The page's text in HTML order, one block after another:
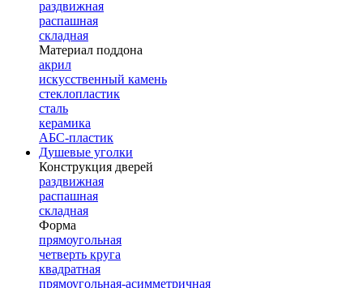
раздвижная
распашная
складная
Материал поддона
акрил
искусственный камень
стеклопластик
сталь
керамика
АБС-пластик
Душевые уголки
Конструкция дверей
раздвижная
распашная
складная
Форма
прямоугольная
четверть круга
квадратная
прямоугольная-асимметричная